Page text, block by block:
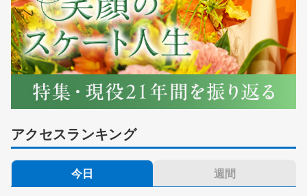
アクセスランキング
今日 週間